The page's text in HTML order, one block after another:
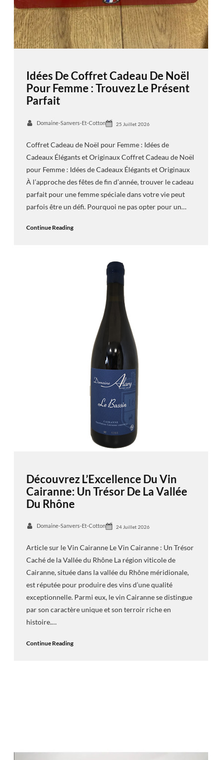
Idées De Coffret Cadeau De Noël
Pour Femme : Trouvez Le Présent
Parfait
Domaine-Sanvers-Et-Cotton 25 Juillet 2026
Coffret Cadeau de Noël pour Femme : Idées de
Cadeaux Élégants et Originaux Coffret Cadeau de Noël
pour Femme : Idées de Cadeaux Élégants et Originaux
À l’approche des fêtes de fin d’année, trouver le cadeau
parfait pour une femme spéciale dans votre vie peut
parfois être un défi. Pourquoi ne pas opter pour un…
Continue Reading
Découvrez L’Excellence Du Vin
Cairanne: Un Trésor De La Vallée
Du Rhône
Domaine-Sanvers-Et-Cotton 24 Juillet 2026
Article sur le Vin Cairanne Le Vin Cairanne : Un Trésor
Caché de la Vallée du Rhône La région viticole de
Cairanne, située dans la vallée du Rhône méridionale,
est réputée pour produire des vins d’une qualité
exceptionnelle. Parmi eux, le vin Cairanne se distingue
par son caractère unique et son terroir riche en
histoire.…
Continue Reading